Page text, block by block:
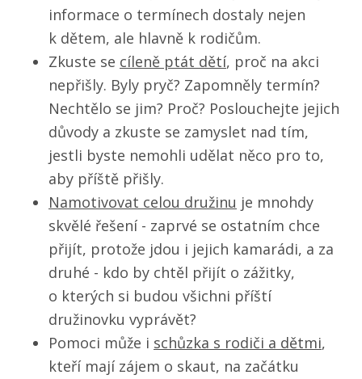
informace o termínech dostaly nejen
k dětem, ale hlavně k rodičům.
Zkuste se cíleně ptát dětí, proč na akci
nepřišly. Byly pryč? Zapomněly termín?
Nechtělo se jim? Proč? Poslouchejte jejich
důvody a zkuste se zamyslet nad tím,
jestli byste nemohli udělat něco pro to,
aby příště přišly.
Namotivovat celou družinu je mnohdy
skvělé řešení - zaprvé se ostatním chce
přijít, protože jdou i jejich kamarádi, a za
druhé - kdo by chtěl přijít o zážitky,
o kterých si budou všichni příští
družinovku vyprávět?
Pomoci může i schůzka s rodiči a dětmi,
kteří mají zájem o skaut, na začátku